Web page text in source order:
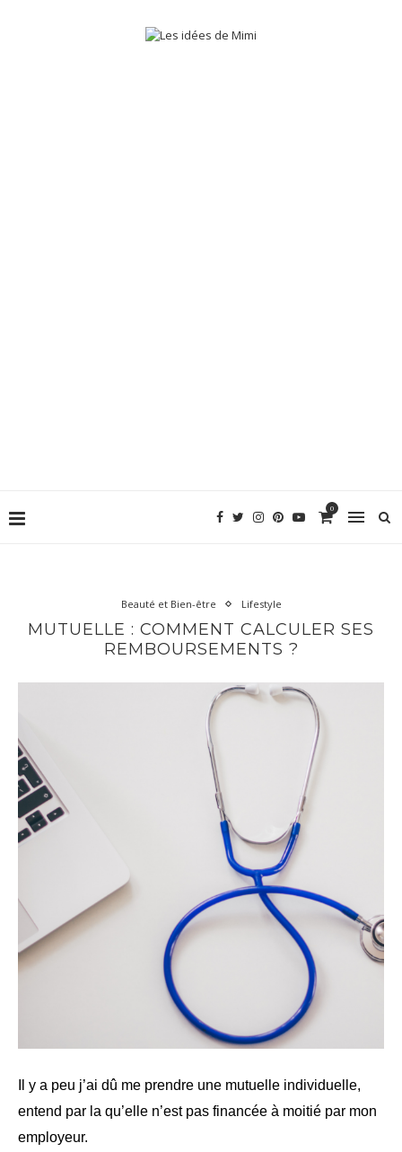
0
Beauté et Bien-être Lifestyle
MUTUELLE : COMMENT CALCULER SES
REMBOURSEMENTS ?
Il y a peu j’ai dû me prendre une mutuelle individuelle,
entend par la qu’elle n’est pas financée à moitié par mon
employeur.